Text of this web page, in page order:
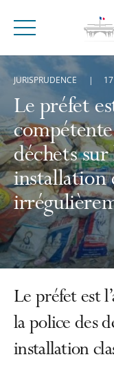
Menu
Le préfet
déchets sur
installation
JURISPRUDENCE
Le préfet est
la police des
installation